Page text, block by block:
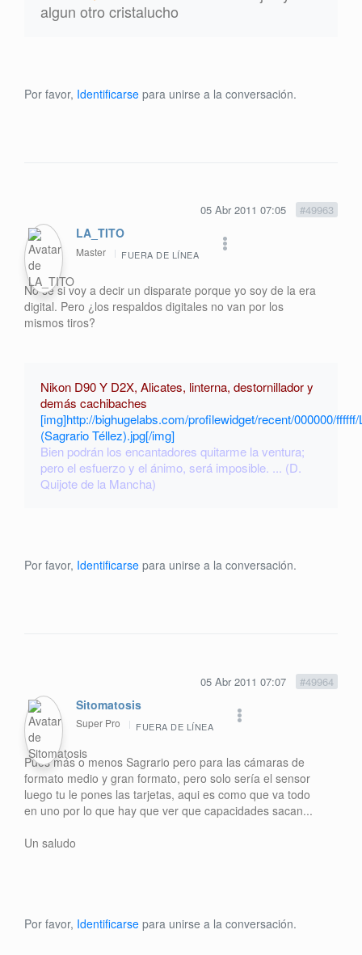
algun otro cristalucho
Por favor, Identificarse para unirse a la conversación.
05 Abr 2011 07:05 #49963
LA_TITO
Master FUERA DE LÍNEA
No se si voy a decir un disparate porque yo soy de la era
digital. Pero ¿los respaldos digitales no van por los
mismos tiros?
Nikon D90 Y D2X, Alicates, linterna, destornillador y
demás cachibaches
[img]http://bighugelabs.com/profilewidget/recent/000000/
(Sagrario Téllez).jpg[/img]
Bien podrán los encantadores quitarme la ventura;
pero el esfuerzo y el ánimo, será imposible. ... (D.
Quijote de la Mancha)
Por favor, Identificarse para unirse a la conversación.
05 Abr 2011 07:07 #49964
Sitomatosis
Super Pro FUERA DE LÍNEA
Pues más o menos Sagrario pero para las cámaras de
formato medio y gran formato, pero solo sería el sensor
luego tu le pones las tarjetas, aqui es como que va todo
en uno por lo que hay que ver que capacidades sacan...
Un saludo
Por favor, Identificarse para unirse a la conversación.